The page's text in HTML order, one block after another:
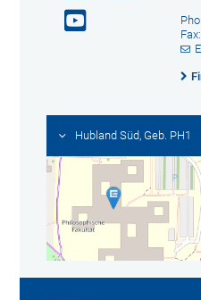
Hubland Süd, Geb. PH1